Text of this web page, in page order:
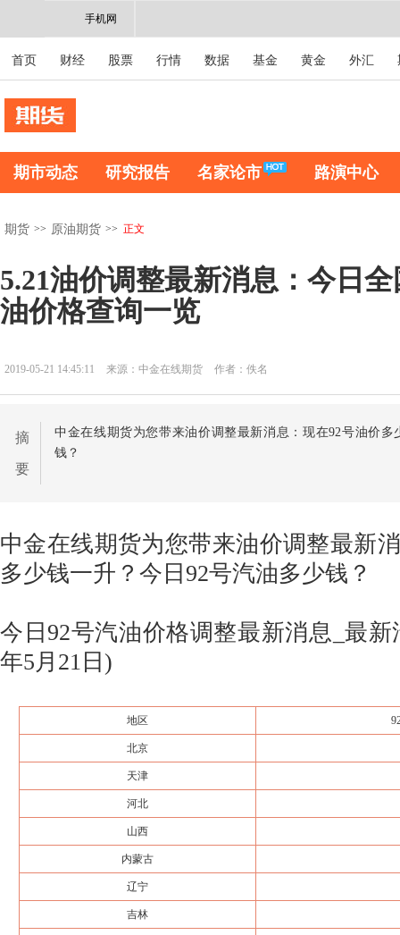
手机网
首页 财经 股票 行情 数据 基金 黄金 外汇
期市动态 研究报告 名家论市 路演中心
期货 >> 原油期货 >> 正文
5.21油价调整最新消息：今日
油价格查询一览
2019-05-21 14:45:11 来源：中金在线期货 作者：佚名
摘
要
中金在线期货为您带来油价调整最新消息：现在92号油价多
钱？
中金在线期货为您带来油价调整最新
多少钱一升？今日92号汽油多少钱？
今日92号汽油价格调整最新消息_最新
年5月21日)
地区
北京
天津
河北
山西
内蒙古
辽宁
吉林